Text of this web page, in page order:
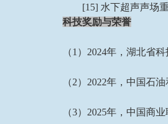
[15] 水下超声声场
科技奖励与荣誉
（1 ） 2024年， 湖北省科
（2） 2022年， 中国石
（3） 2025年，中国商